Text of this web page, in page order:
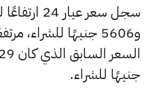
جنيهًا للشراء.